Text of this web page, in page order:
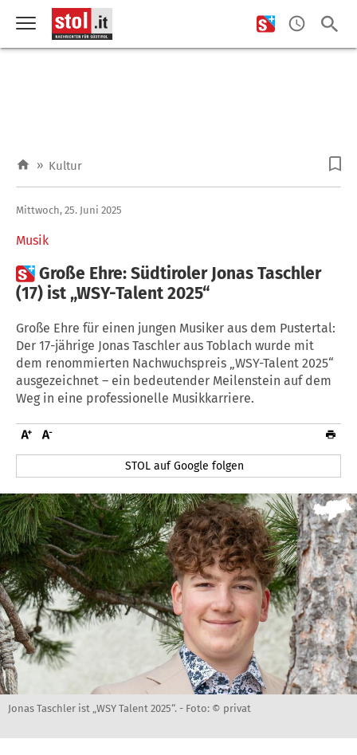
» Kultur
Musik
Mittwoch, 25. Juni 2025
Große Ehre: Südtiroler Jonas Taschler
(17) ist „WSY-Talent 2025“
Große Ehre für einen jungen Musiker aus dem Pustertal:
Der 17-jährige Jonas Taschler aus Toblach wurde mit
dem renommierten Nachwuchspreis „WSY-Talent 2025“
ausgezeichnet – ein bedeutender Meilenstein auf dem
Weg in eine professionelle Musikkarriere.
STOL auf Google folgen
Jonas Taschler ist „WSY Talent 2025“. - Foto: © privat